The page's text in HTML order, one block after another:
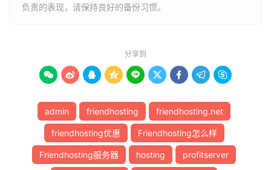
负责的表现，请保持良好的备份习惯。
分享到
        
admin friendhosting friendhosting.net
friendhosting优惠 Friendhosting怎么样
Friendhosting服务器 hosting profitserver